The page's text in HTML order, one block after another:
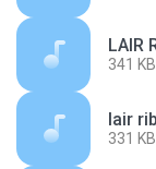
341 KB
lair
331 KB